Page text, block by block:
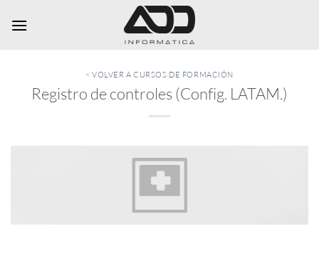
< VOLVER A CURSOS DE FORMACIÓN
Registro de controles (Config. LATAM.)